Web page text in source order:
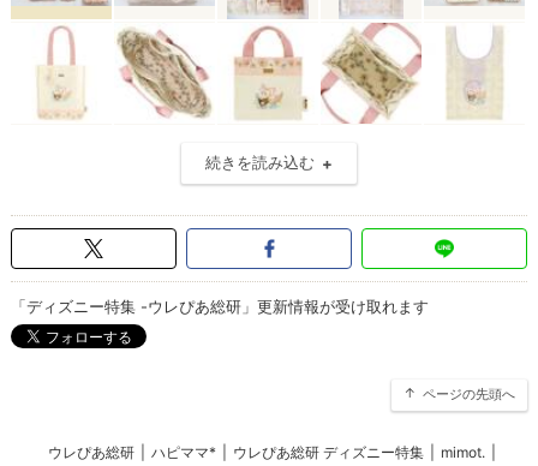
続きを読み込む
「ディズニー特集 -ウレぴあ総研」更新情報が受け取れます
ページの先頭へ
ウレぴあ総研 ハピママ* ウレぴあ総研 ディズニー特集 mimot.